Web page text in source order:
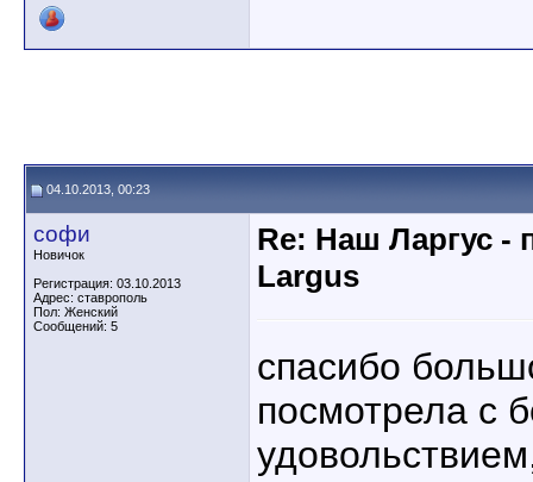
04.10.2013, 00:23
софи
Новичок
Регистрация: 03.10.2013
Адрес: ставрополь
Пол: Женский
Сообщений: 5
Re: Наш Ларгус -
Largus
спасибо
посмотрела с